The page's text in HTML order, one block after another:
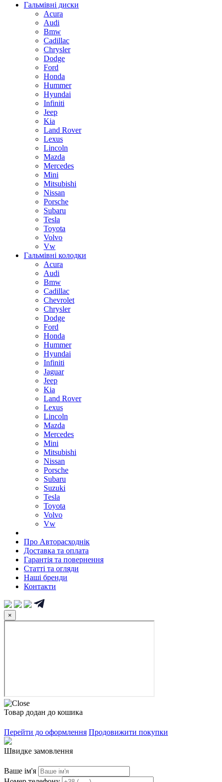
Гальмівні диски
Acura
Audi
Bmw
Cadillac
Chrysler
Dodge
Ford
Honda
Hummer
Hyundai
Infiniti
Jeep
Kia
Land Rover
Lexus
Lincoln
Mazda
Mercedes
Mini
Mitsubishi
Nissan
Porsche
Subaru
Tesla
Toyota
Volvo
Vw
Гальмівні колодки
Acura
Audi
Bmw
Cadillac
Chevrolet
Chrysler
Dodge
Ford
Honda
Hummer
Hyundai
Infiniti
Jaguar
Jeep
Kia
Land Rover
Lexus
Lincoln
Mazda
Mercedes
Mini
Mitsubishi
Nissan
Porsche
Subaru
Suzuki
Tesla
Toyota
Volvo
Vw
Про Авторасходнік
Доставка та оплата
Гарантія та повернення
Статті та огляди
Наші бренди
Контакти
×
Товар додан до кошика
Перейти до оформлення Продовижити покупки
Швидке замовлення
Ваше ім'я